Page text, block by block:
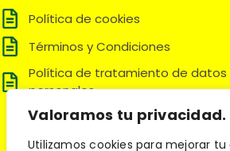
Valoramos tu privacidad.
Utilizamos cookies para mejorar tu
Política de cookies
Términos y Condiciones
Política de tratamiento de datos
personales
Síguenos en: